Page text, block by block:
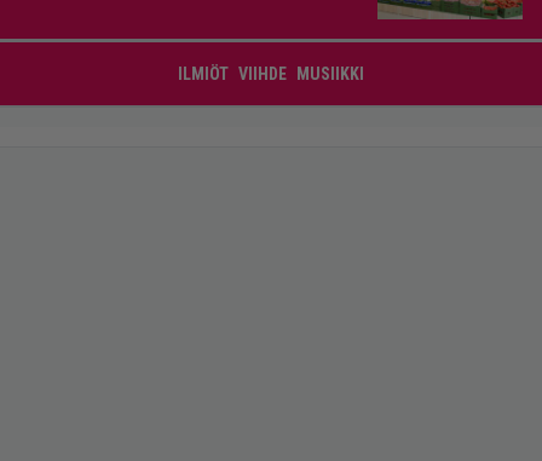
ILMIÖT VIIHDE MUSIIKKI